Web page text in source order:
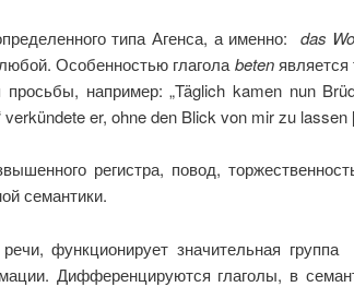
типа Агенса, а именно: das
Особенностью глагола betenявляется
например: „Täglich kamen nun
er, ohne den Blick von mir zu lassen
регистра, повод,
семантики.
функционирует значительная
Дифференцируются глаголы, в